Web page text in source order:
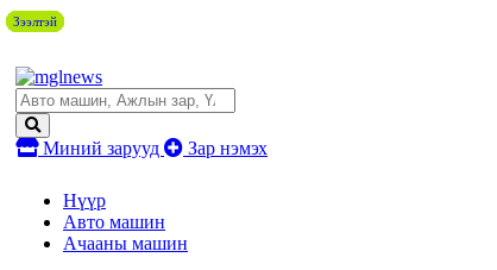
Миний зарууд Зар нэмэх
Нүүр
Авто машин
Ачааны машин
Зээлтэй
Зээлтэй
Зээлтэй
Зээлтэй
Зээлтэй
Зээлтэй
Зээлтэй